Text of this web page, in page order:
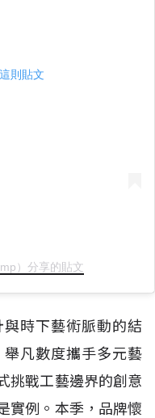
則貼文
）分享的貼文
時下藝術脈動的結
舉凡數度攜手多元藝
挑戰工藝邊界的創意
實例。本季，品牌懷